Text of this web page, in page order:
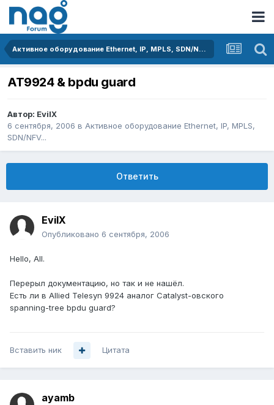
Активное оборудование Ethernet, IP, MPLS, SDN/NFV...
AT9924 & bpdu guard
Автор: EvilX
6 сентября, 2006 в Активное оборудование Ethernet, IP, MPLS,
SDN/NFV...
Ответить
EvilX
Опубликовано 6 сентября, 2006
Hello, All.
Перерыл документацию, но так и не нашёл.
Есть ли в Allied Telesyn 9924 аналог Catalyst-овского
spanning-tree bpdu guard?
Вставить ник Цитата
ayamb